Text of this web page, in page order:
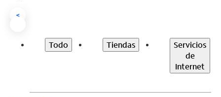
<
Todo Tiendas
Servicios
de
Internet